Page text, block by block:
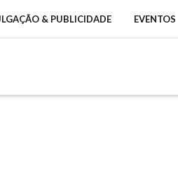
& PUBLICIDADE EVENTOS